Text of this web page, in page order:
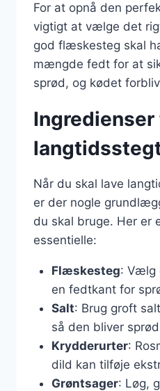
For at opnå den
vigtigt at vælge det
god flæskesteg skal
mængde fedt for at
sprød, og kødet
Når du skal lave
er der nogle
du skal bruge. Her er
essentielle:
Flæskesteg: Vælg
en fedtkant for
Salt: Brug groft
så den bliver
Krydderurter:
dild kan tilføje
Grøntsager: Løg,